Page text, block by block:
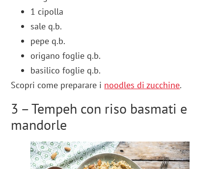
1 cipolla
sale q.b.
pepe q.b.
origano foglie q.b.
basilico foglie q.b.
Scopri come preparare i noodles di zucchine.
3 – Tempeh con riso basmati e
mandorle